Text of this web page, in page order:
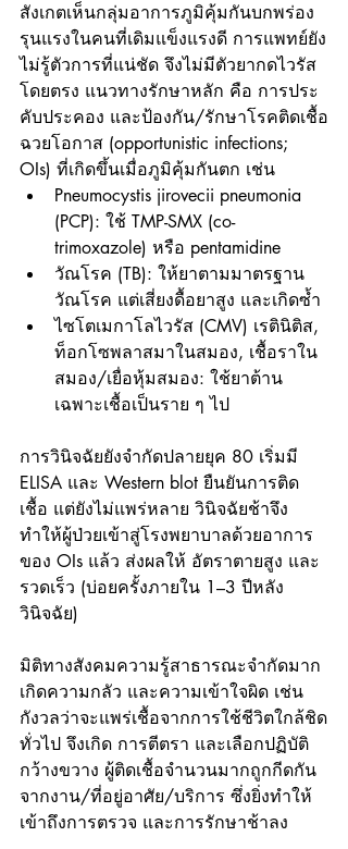
สังเกตเห็นกลุ่มอาการภูมิคุ้มกันบกพร่อง
รุนแรงในคนที่เดิมแข็งแรงดี การแพทย์ยัง
ไม่รู้ตัวการที่แน่ชัด จึงไม่มีตัวยากดไวรัส
โดยตรง แนวทางรักษาหลัก คือ การประ
คับประคอง และป้องกัน/รักษาโรคติดเชื้อ
ฉวยโอกาส (opportunistic infections;
OIs) ที่เกิดขึ้นเมื่อภูมิคุ้มกันตก เช่น
Pneumocystis jirovecii pneumonia
(PCP): ใช้ TMP-SMX (co-
trimoxazole) หรือ pentamidine
วัณโรค (TB): ให้ยาตามมาตรฐาน
วัณโรค แต่เสี่ยงดื้อยาสูง และเกิดซ้ำ
ไซโตเมกาโลไวรัส (CMV) เรตินิติส,
ท็อกโซพลาสมาในสมอง, เชื้อราใน
สมอง/เยื่อหุ้มสมอง: ใช้ยาต้าน
เฉพาะเชื้อเป็นราย ๆ ไป
การวินิจฉัยยังจำกัดปลายยุค 80 เริ่มมี
ELISA และ Western blot ยืนยันการติด
เชื้อ แต่ยังไม่แพร่หลาย วินิจฉัยช้าจึง
ทำให้ผู้ป่วยเข้าสู่โรงพยาบาลด้วยอาการ
ของ OIs แล้ว ส่งผลให้ อัตราตายสูง และ
รวดเร็ว (บ่อยครั้งภายใน 1–3 ปีหลัง
วินิจฉัย)
มิติทางสังคมความรู้สาธารณะจำกัดมาก
เกิดความกลัว และความเข้าใจผิด เช่น
กังวลว่าจะแพร่เชื้อจากการใช้ชีวิตใกล้ชิด
ทั่วไป จึงเกิด การตีตรา และเลือกปฏิบัติ
กว้างขวาง ผู้ติดเชื้อจำนวนมากถูกกีดกัน
จากงาน/ที่อยู่อาศัย/บริการ ซึ่งยิ่งทำให้
เข้าถึงการตรวจ และการรักษาช้าลง